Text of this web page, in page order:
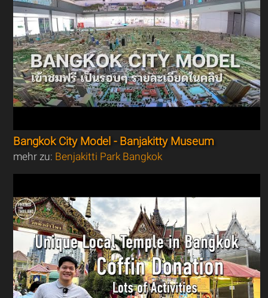
Bangkok City Model - Banjakitty Museum
mehr zu: Benjakitti Park Bangkok